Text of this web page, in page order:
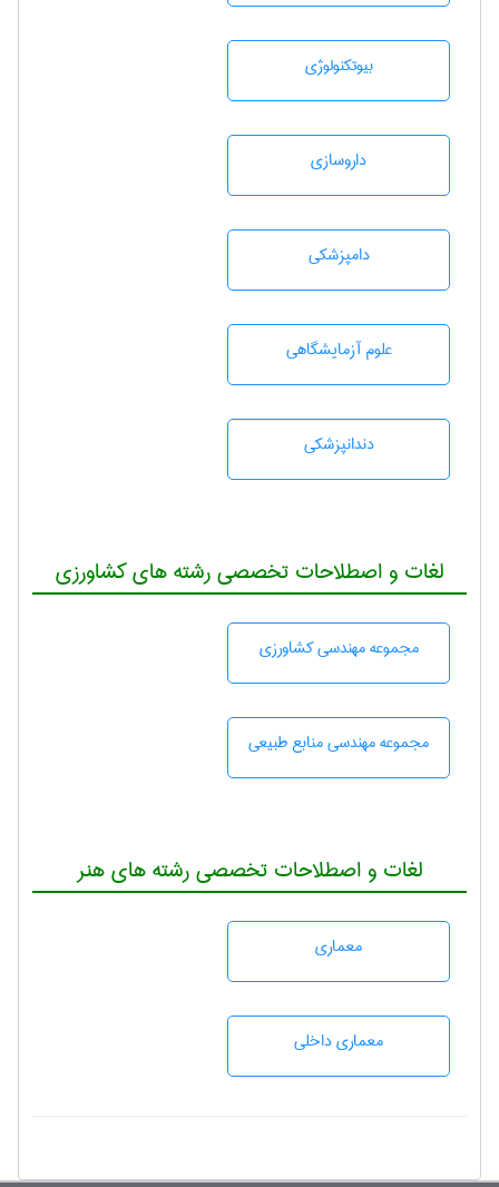
بيوتكنولوژی
داروسازی
دامپزشكی
علوم آزمايشگاهی
دندانپزشكی
لغات و اصطلاحات تخصصی رشته های کشاورزی
مجموعه مهندسی كشاورزی
مجموعه مهندسی منابع طبيعی
لغات و اصطلاحات تخصصی رشته های هنر
معماری
معماری داخلی